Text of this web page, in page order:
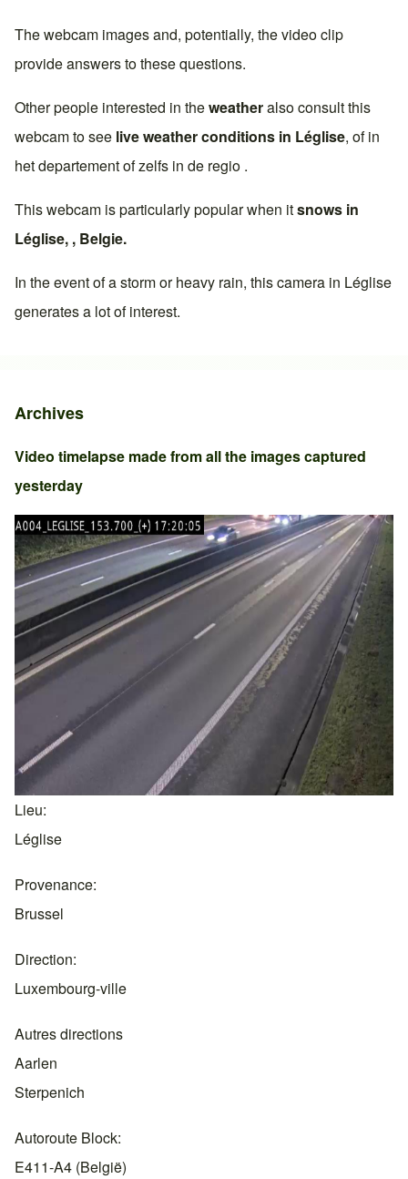
The webcam images and, potentially, the video clip
provide answers to these questions.
Other people interested in theweatheralso consult this
webcam to see live weather conditions in Léglise, of in
het departement of zelfs in de regio .
This webcam is particularly popular when itsnows in
Léglise, , Belgie.
In the event of a storm or heavy rain, this camera in Léglise
generates a lot of interest.
Archives
Video timelapse made from all the images captured
yesterday
Lieu
Léglise
Provenance
Brussel
Direction
Luxembourg-ville
Autres directions
Aarlen
Sterpenich
Autoroute Block
E411-A4 (België)